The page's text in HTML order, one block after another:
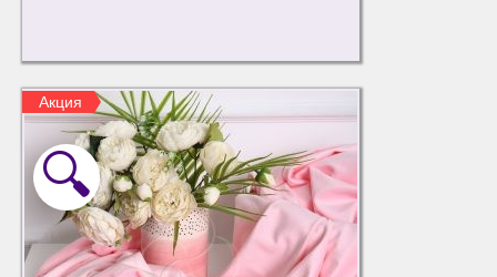
Акция
🔍